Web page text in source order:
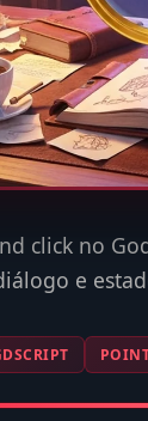
click no
e